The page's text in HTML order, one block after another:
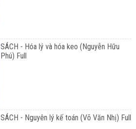
SÁCH - Hóa lý và hóa keo (Nguyễn Hữu
Phú) Full
SÁCH - Nguyên lý kế toán (Võ Văn Nhị) Full